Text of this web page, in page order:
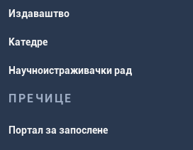
Издаваштво
Катедре
Научноистраживачки рад
ПРЕЧИЦЕ
Портал за запослене